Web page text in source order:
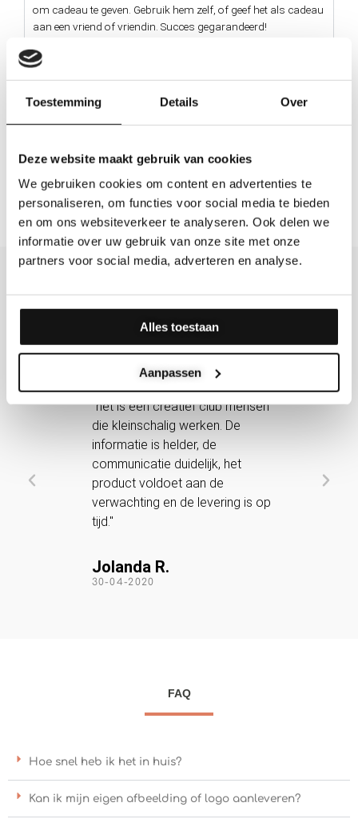
Toestemming Details Over
Deze website maakt gebruik van cookies
We gebruiken cookies om content en advertenties te
personaliseren, om functies voor social media te bieden
en om ons websiteverkeer te analyseren. Ook delen we
informatie over uw gebruik van onze site met onze
partners voor social media, adverteren en analyse.
Alles toestaan
Aanpassen
om cadeau te geven. Gebruik hem zelf, of geef het als cadeau
aan een vriend of vriendin. Succes gegarandeerd!
Het is ook mogelijk om een eigen afbeelding of logo te laten
graveren. Stuur ons hiervoor eenmailtjemet het logo. Dan
maken wij een voorbeeld van je ontwerp.
Uniek
Wat anderen zeggen
5
/
5
"het is een creatief club mensen
die kleinschalig werken. De
informatie is helder, de
communicatie duidelijk, het
product voldoet aan de
verwachting en de levering is op
tijd."
Jolanda R.
30-04-2020
FAQ
Hoe snel heb ik het in huis?
Kan ik mijn eigen afbeelding of logo aanleveren?